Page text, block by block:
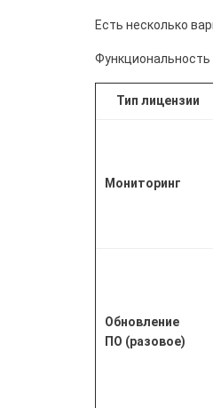
Есть несколько
Тип лицензии
Мониторинг
Обновление
ПО (разовое)